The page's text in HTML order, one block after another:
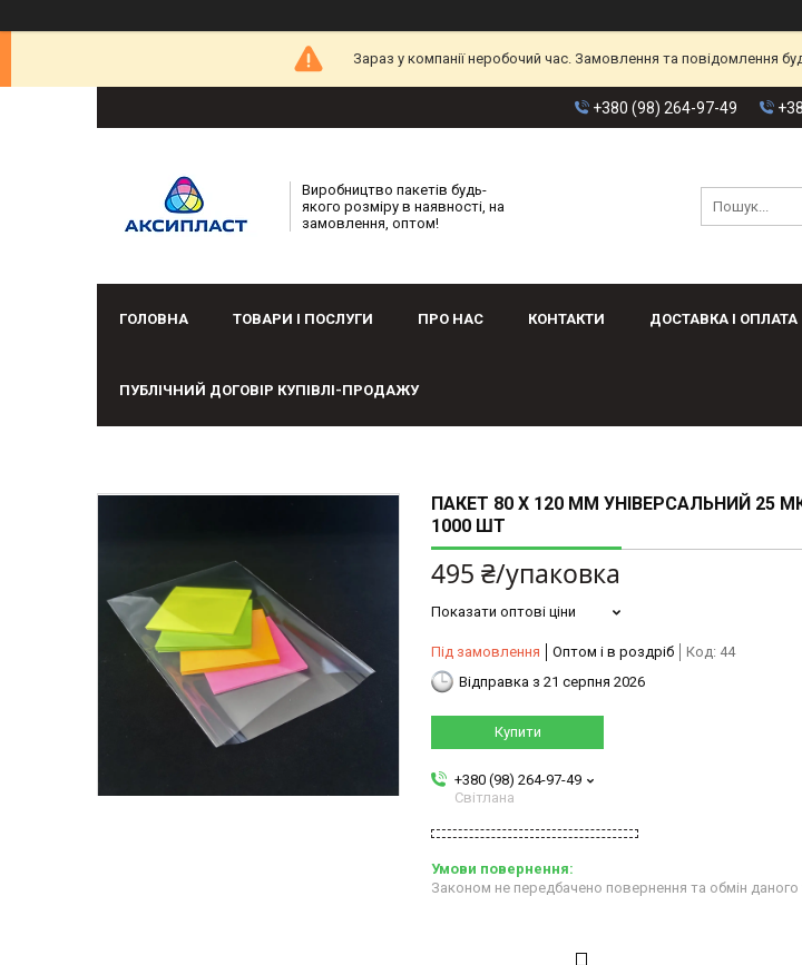
Зараз у компанії неробочий час. Замовлення та повідомлення
+380 (98) 264-97-49
Виробництво пакетів будь-
якого розміру в наявності, на
замовлення, оптом!
ГОЛОВНА ТОВАРИ І ПОСЛУГИ ПРО НАС КОНТАКТИ ДОСТАВКА І ОПЛАТА
ПУБЛІЧНИЙ ДОГОВІР КУПІВЛІ-ПРОДАЖУ
ПАКЕТ 80 X 120 ММ УНІВЕРСАЛЬНИЙ 25
1000 ШТ
495 ₴/упаковка
Показати оптові ціни
Під замовлення Оптом і в роздріб Код: 44
Відправка з 21 серпня 2026
Купити
+380 (98) 264-97-49
Світлана
Законом не передбачено повернення та обмін даного